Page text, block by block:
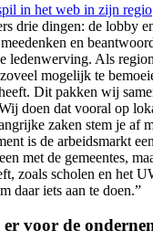
in het web in zijn regio
drie dingen: de lobby
en
ledenwerving. Als
mogelijk te
Dit pakken wij
doen dat vooral op
zaken stem je af
is de arbeidsmarkt
met de gemeentes,
zoals scholen en het
daar iets aan te doen.”
voor de